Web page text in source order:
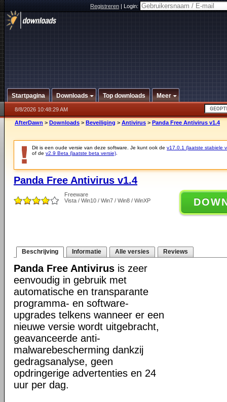
Registreren|Login:
Startpagina Downloads Top downloads Meer
8/8/2026 10:48:29 AM
AfterDawn > Downloads > Beveiliging > Antivirus > Panda Free Antivirus v1.4
Dit is een oude versie van deze software. Je kunt ook de v17.0.1 (laatste stabiele
of de v2.9 Beta (laatste beta versie)
Panda Free Antivirus v1.4
Freeware
Vista / Win10 / Win7 / Win8 / WinXP
Beschrijving Informatie Alle versies Reviews
Panda Free Antivirus is zeer
eenvoudig in gebruik met
automatische en transparante
programma- en software-
upgrades telkens wanneer er een
nieuwe versie wordt uitgebracht,
geavanceerde anti-
malwarebescherming dankzij
gedragsanalyse, geen
opdringerige advertenties en 24
uur per dag.